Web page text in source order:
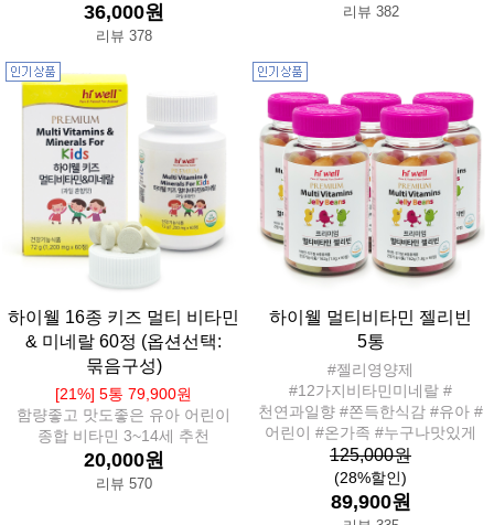
36,000원
리뷰 378
리뷰 382
하이웰 16종 키즈 멀티 비타민
& 미네랄 60정 (옵션선택:
묶음구성)
[21%] 5통 79,900원
함량좋고 맛도좋은 유아 어린이
종합 비타민 3~14세 추천
20,000원
리뷰 570
하이웰 멀티비타민 젤리빈
5통
#젤리영양제
#12가지비타민미네랄 #
천연과일향 #쫀득한식감 #유아 #
어린이 #온가족 #누구나맛있게
125,000원
(28%할인)
89,900원